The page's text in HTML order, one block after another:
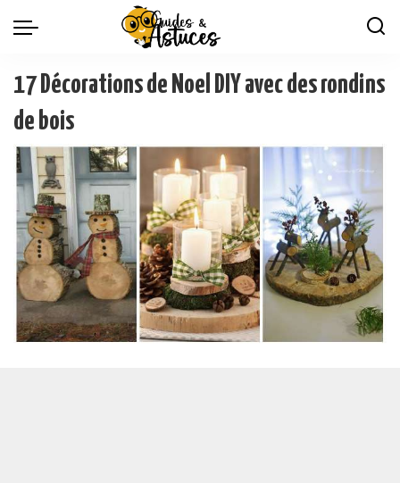
17 Décorations de Noel DIY avec des rondins
de bois